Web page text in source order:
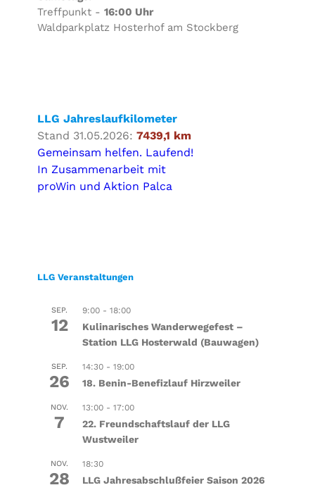
Treffpunkt - 16:00 Uhr
Waldparkplatz Hosterhof am Stockberg
LLG Jahreslaufkilometer
Stand 31.05.2026: 7439,1 km
Gemeinsam helfen. Laufend!
In Zusammenarbeit mit
proWin und Aktion Palca
LLG Veranstaltungen
SEP.
12
9:00- 18:00
Kulinarisches Wanderwegefest –
Station LLG Hosterwald (Bauwagen)
SEP.
26
14:30- 19:00
18. Benin-Benefizlauf Hirzweiler
NOV.
7
13:00- 17:00
22. Freundschaftslauf der LLG
Wustweiler
NOV.
28
18:30
LLG Jahresabschlußfeier Saison 2026